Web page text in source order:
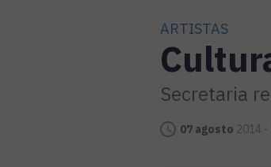
ARTISTAS
Secretaria
07 agosto 2014